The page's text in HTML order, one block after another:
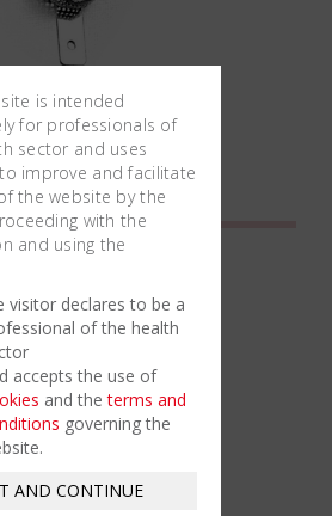
BORD RÉTENTIF UP
is intended
for professionals of
sector and uses
improve and facilitate
the website by the
with the
and using the
visitor declares to be a
of the health
accepts the use of
and theterms and
governing the
AND CONTINUE